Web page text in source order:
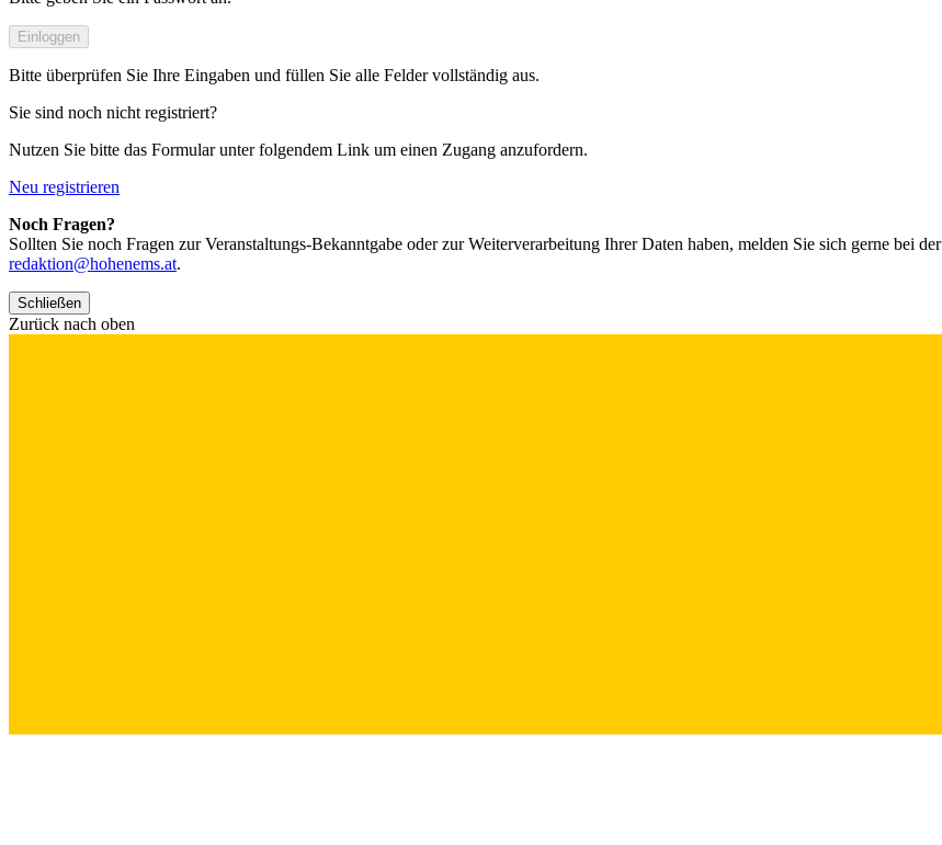
Einloggen
Bitte überprüfen Sie Ihre Eingaben und füllen Sie alle Felder vollständig aus.
Sie sind noch nicht registriert?
Nutzen Sie bitte das Formular unter folgendem Link um einen Zugang anzufordern.
Neu registrieren
Noch Fragen?
Sollten Sie noch Fragen zur Veranstaltungs-Bekanntgabe oder zur Weiterverarbeitung Ihrer Daten haben, melden Sie sich gerne bei
redaktion@hohenems.at.
Schließen
Zurück nach oben